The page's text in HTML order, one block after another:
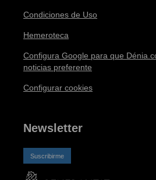
Condiciones de Uso
Hemeroteca
Configura Google para que
noticias preferente
Configurar cookies
Newsletter
Suscribirme